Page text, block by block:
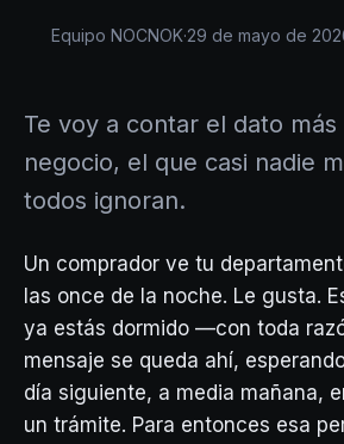
Equipo NOCNOK·29 de mayo de
Te voy a contar el dato
negocio, el que casi nadie
todos ignoran.
Un comprador ve tu
las once de la noche. Le gusta.
ya estás dormido —con toda
mensaje se queda ahí,
día siguiente, a media mañana,
un trámite. Para entonces esa